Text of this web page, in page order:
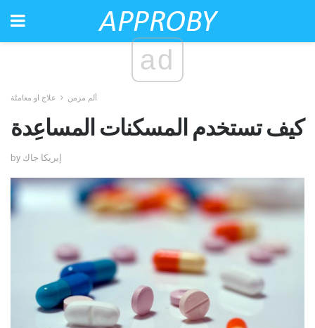
ad
ألم مزمن علاج او معاملة
كيف تستخدم المسكنات المساعِدة
by إيريكا جاك